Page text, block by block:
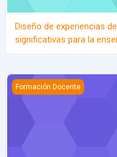
Diseño de experiencias
significativas para la
Diseño Universal para el
Formación Docente